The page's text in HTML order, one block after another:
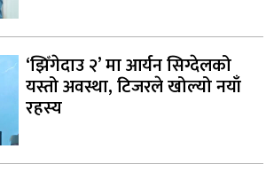
‘झिँगेदाउ २’ मा आर्यन सिग्देलको
यस्तो अवस्था, टिजरले खोल्यो नयाँ
रहस्य